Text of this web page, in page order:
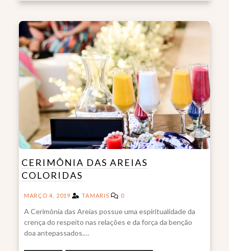
CERIMÔNIA DAS AREIAS
COLORIDAS
MARÇO 4, 2019 TAMARIS 0
A Cerimônia das Areias possue uma espiritualidade da
crença do respeito nas relações e da força da benção
doa antepassados.…